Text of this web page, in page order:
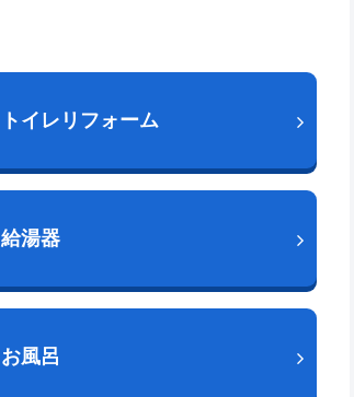
トイレリフォーム
給湯器
お風呂